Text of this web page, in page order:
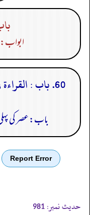
ابواب:
60. باب :
باب: عصر کی
Report Error
حدیث نمبر: 981